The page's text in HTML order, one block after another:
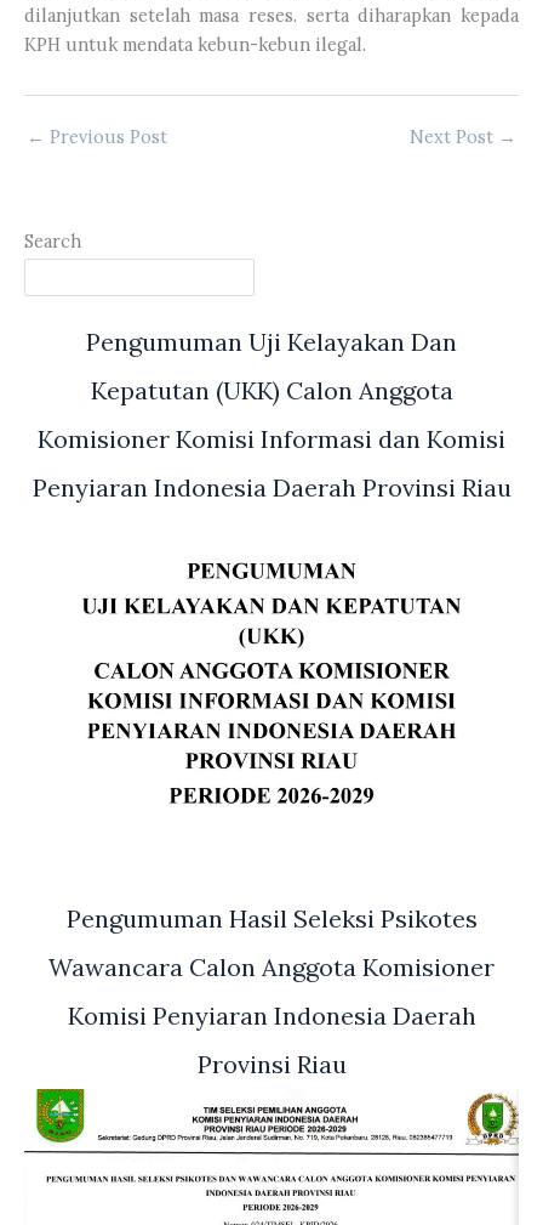
dilanjutkan setelah masa reses. serta diharapkan kepada
KPH untuk mendata kebun-kebun ilegal.
← Previous Post Next Post →
Search
Pengumuman Uji Kelayakan Dan
Kepatutan (UKK) Calon Anggota
Komisioner Komisi Informasi dan Komisi
Penyiaran Indonesia Daerah Provinsi Riau
Pengumuman Hasil Seleksi Psikotes
Wawancara Calon Anggota Komisioner
Komisi Penyiaran Indonesia Daerah
Provinsi Riau